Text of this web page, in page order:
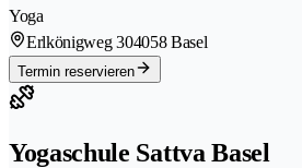
Yoga
Erlkönigweg 304058 Basel
Termin reservieren
Yogaschule Sattva Basel